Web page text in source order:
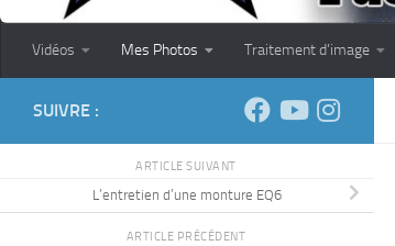
Vidéos Mes Photos Traitement d’image
SUIVRE :
ARTICLE SUIVANT
L’entretien d’une monture EQ6
ARTICLE PRÉCÉDENT